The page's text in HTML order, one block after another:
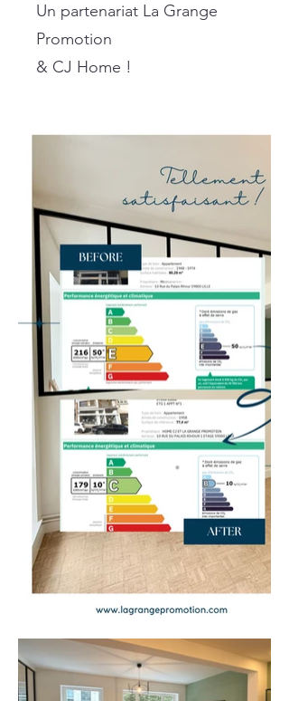
Un partenariat La Grange
Promotion
& CJ Home !